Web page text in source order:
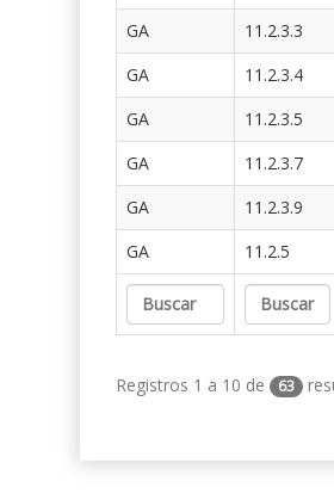
GA
11.2.3.3
GA
11.2.3.4
GA
11.2.3.5
GA
11.2.3.7
GA
11.2.3.9
GA
11.2.5
Registros 1 a 10 de 63